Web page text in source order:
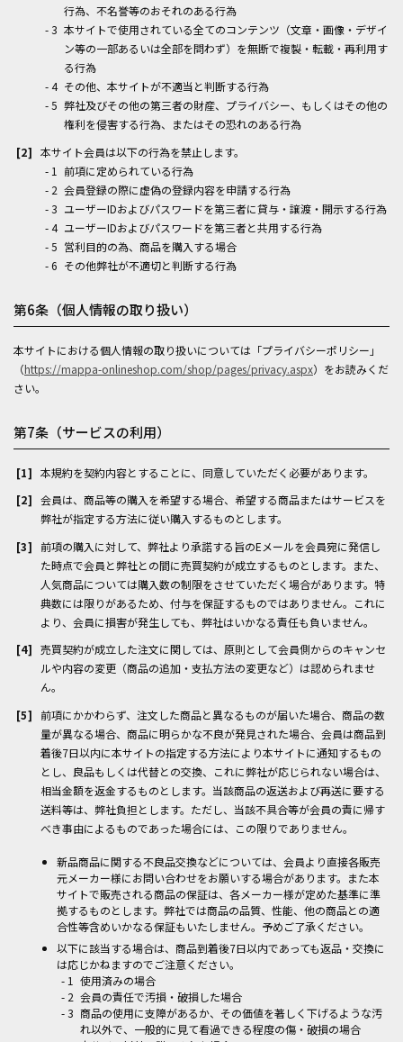
行為、不名誉等のおそれのある行為
本サイトで使用されている全てのコンテンツ（文章・画像・デザイ
ン等の一部あるいは全部を問わず）を無断で複製・転載・再利用す
る行為
その他、本サイトが不適当と判断する行為
弊社及びその他の第三者の財産、プライバシー、もしくはその他の
権利を侵害する行為、またはその恐れのある行為
本サイト会員は以下の行為を禁止します。
前項に定められている行為
会員登録の際に虚偽の登録内容を申請する行為
ユーザーIDおよびパスワードを第三者に貸与・譲渡・開示する行為
ユーザーIDおよびパスワードを第三者と共用する行為
営利目的の為、商品を購入する場合
その他弊社が不適切と判断する行為
第6条（個人情報の取り扱い）
本サイトにおける個人情報の取り扱いについては「プライバシーポリシー」
（https://mappa-onlineshop.com/shop/pages/privacy.aspx）をお読みくだ
さい。
第7条（サービスの利用）
本規約を契約内容とすることに、同意していただく必要があります。
会員は、商品等の購入を希望する場合、希望する商品またはサービスを
弊社が指定する方法に従い購入するものとします。
前項の購入に対して、弊社より承諾する旨のEメールを会員宛に発信し
た時点で会員と弊社との間に売買契約が成立するものとします。また、
人気商品については購入数の制限をさせていただく場合があります。特
典数には限りがあるため、付与を保証するものではありません。これに
より、会員に損害が発生しても、弊社はいかなる責任も負いません。
売買契約が成立した注文に関しては、原則として会員側からのキャンセ
ルや内容の変更（商品の追加・支払方法の変更など）は認められませ
ん。
前項にかかわらず、注文した商品と異なるものが届いた場合、商品の数
量が異なる場合、商品に明らかな不良が発見された場合、会員は商品到
着後7日以内に本サイトの指定する方法により本サイトに通知するもの
とし、良品もしくは代替との交換、これに弊社が応じられない場合は、
相当金額を返金するものとします。当該商品の返送および再送に要する
送料等は、弊社負担とします。ただし、当該不具合等が会員の責に帰す
べき事由によるものであった場合には、この限りでありません。
新品商品に関する不良品交換などについては、会員より直接各販売
元メーカー様にお問い合わせをお願いする場合があります。また本
サイトで販売される商品の保証は、各メーカー様が定めた基準に準
拠するものとします。弊社では商品の品質、性能、他の商品との適
合性等含めいかなる保証もいたしません。予めご了承ください。
以下に該当する場合は、商品到着後7日以内であっても返品・交換に
は応じかねますのでご注意ください。
使用済みの場合
会員の責任で汚損・破損した場合
商品の使用に支障があるか、その価値を著しく下げるような汚
れ以外で、一般的に見て看過できる程度の傷・破損の場合